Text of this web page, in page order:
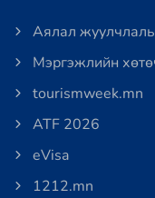
Аялал
Мэргэжлийн
tourismweek.mn
ATF 2026
eVisa
1212.mn